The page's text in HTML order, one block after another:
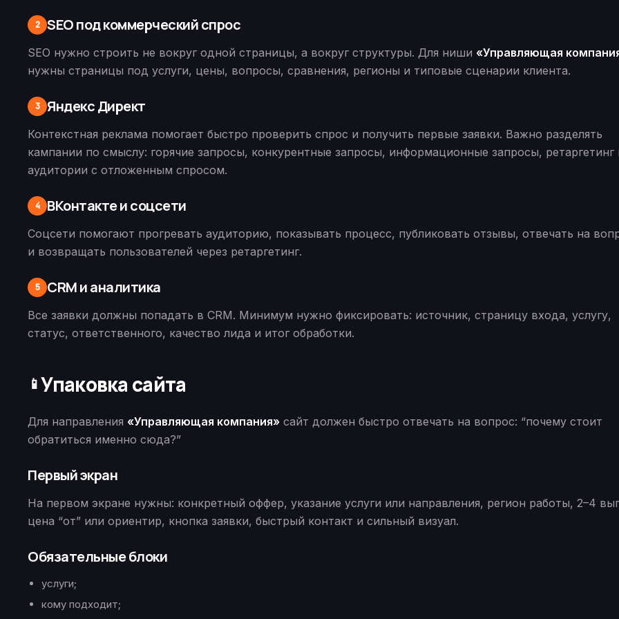
2 SEO под коммерческий спрос
SEO нужно строить не вокруг одной страницы, а вокруг структуры. Для ниши «Управляющая
нужны страницы под услуги, цены, вопросы, сравнения, регионы и типовые сценарии клиента.
3 Яндекс Директ
Контекстная реклама помогает быстро проверить спрос и получить первые заявки. Важно разделять
кампании по смыслу: горячие запросы, конкурентные запросы, информационные запросы, ретаргетинг
аудитории с отложенным спросом.
4 ВКонтакте и соцсети
Соцсети помогают прогревать аудиторию, показывать процесс, публиковать отзывы, отвечать на
и возвращать пользователей через ретаргетинг.
5 CRM и аналитика
Все заявки должны попадать в CRM. Минимум нужно фиксировать: источник, страницу входа, услугу,
статус, ответственного, качество лида и итог обработки.
📱Упаковка сайта
Для направления «Управляющая компания» сайт должен быстро отвечать на вопрос: “почему стоит
обратиться именно сюда?”
Первый экран
На первом экране нужны: конкретный оффер, указание услуги или направления, регион работы, 2–4
цена “от” или ориентир, кнопка заявки, быстрый контакт и сильный визуал.
Обязательные блоки
услуги;
кому подходит;